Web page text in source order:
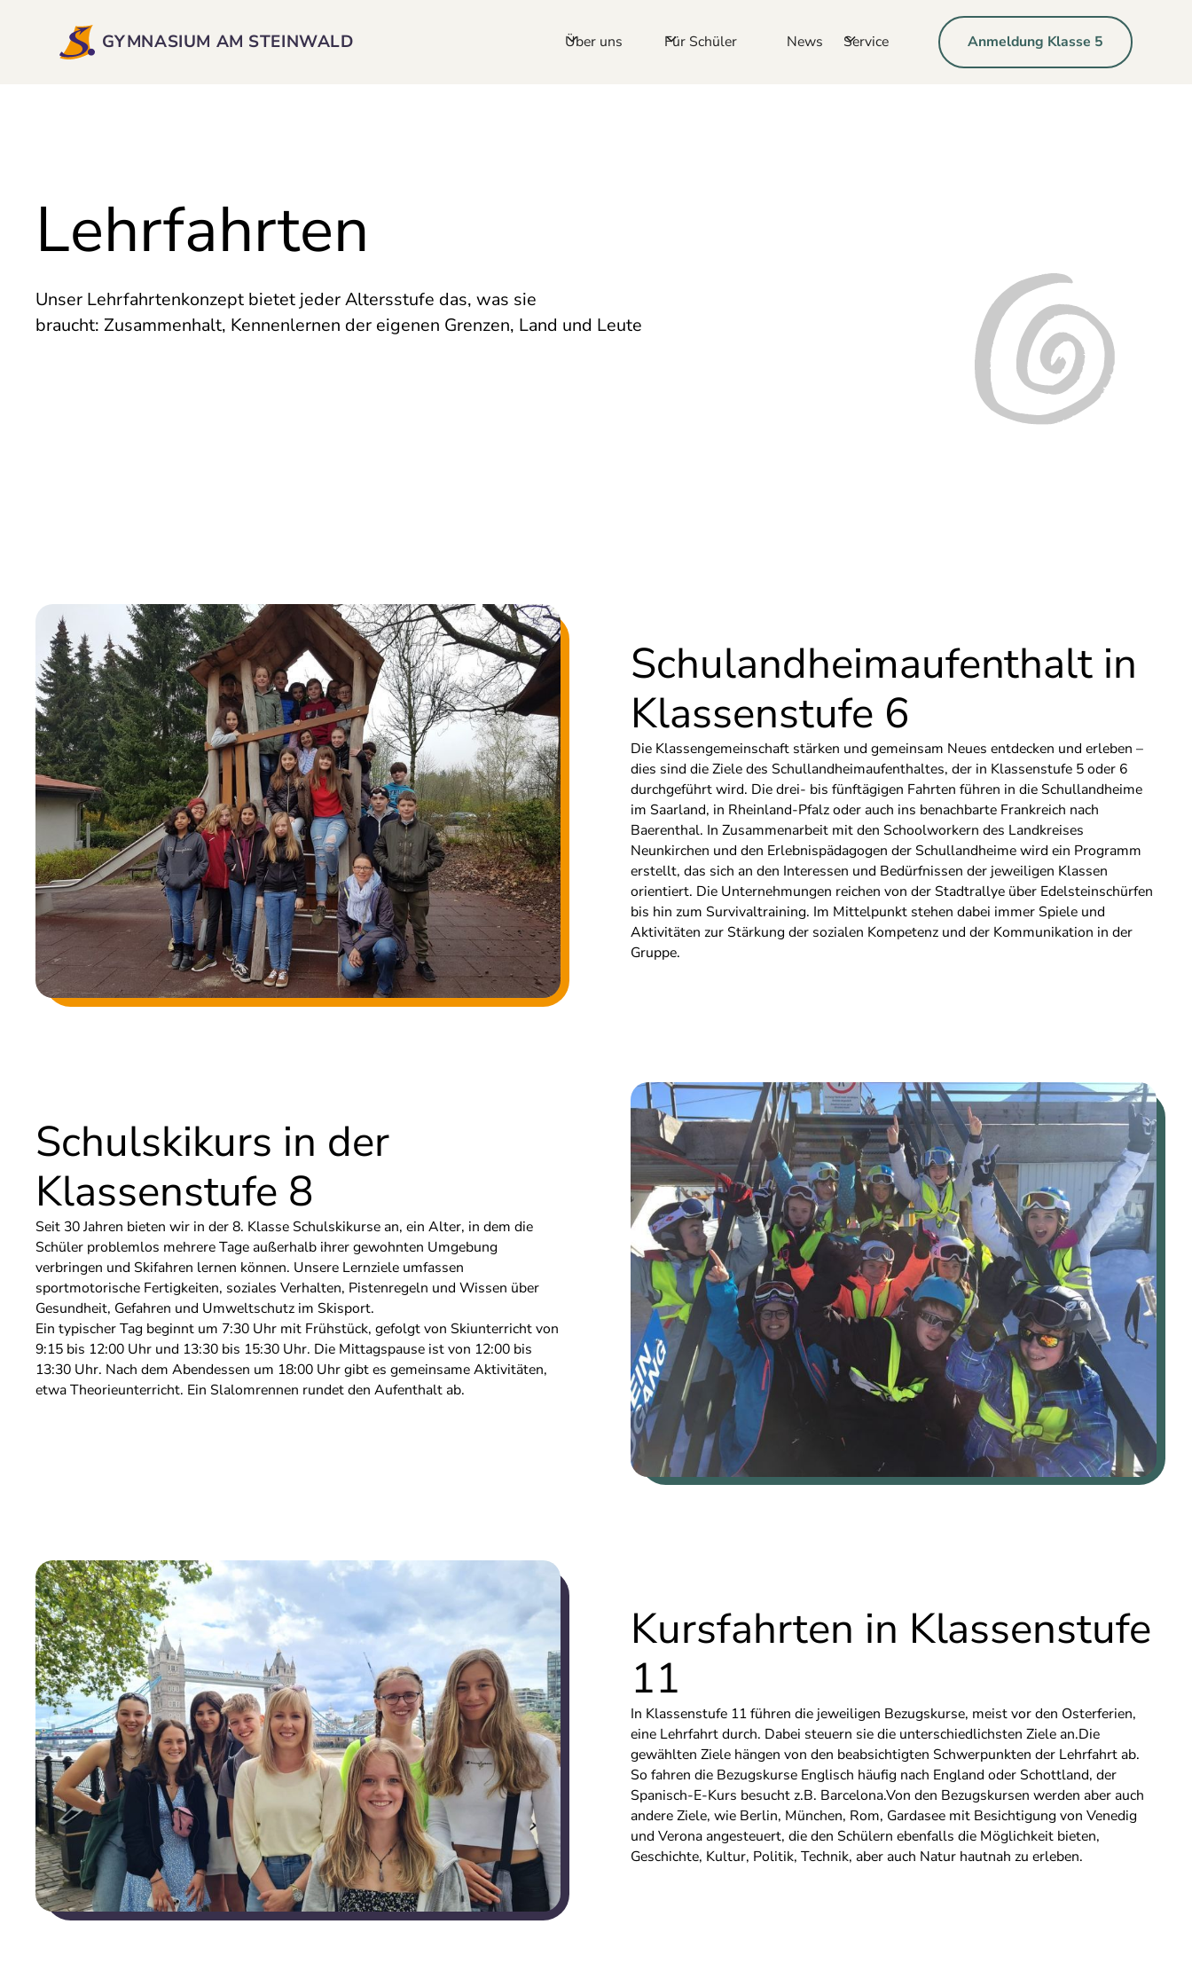
GYMNASIUM AM STEINWALD Über uns Für Schüler News Service Anmeldung Klasse 5
Lehrfahrten
Unser Lehrfahrtenkonzept bietet jeder Altersstufe das, was sie
braucht: Zusammenhalt, Kennenlernen der eigenen Grenzen, Land und Leute
Schulandheimaufenthalt in
Klassenstufe 6
Die Klassengemeinschaft stärken und gemeinsam Neues entdecken und erleben –
dies sind die Ziele des Schullandheimaufenthaltes, der in Klassenstufe 5 oder 6
durchgeführt wird. Die drei- bis fünftägigen Fahrten führen in die Schullandheime
im Saarland, in Rheinland-Pfalz oder auch ins benachbarte Frankreich nach
Baerenthal. In Zusammenarbeit mit den Schoolworkern des Landkreises
Neunkirchen und den Erlebnispädagogen der Schullandheime wird ein Programm
erstellt, das sich an den Interessen und Bedürfnissen der jeweiligen Klassen
orientiert. Die Unternehmungen reichen von der Stadtrallye über Edelsteinschürfen
bis hin zum Survivaltraining. Im Mittelpunkt stehen dabei immer Spiele und
Aktivitäten zur Stärkung der sozialen Kompetenz und der Kommunikation in der
Gruppe.
Schulskikurs in der
Klassenstufe 8
Seit 30 Jahren bieten wir in der 8. Klasse Schulskikurse an, ein Alter, in dem die
Schüler problemlos mehrere Tage außerhalb ihrer gewohnten Umgebung
verbringen und Skifahren lernen können. Unsere Lernziele umfassen
sportmotorische Fertigkeiten, soziales Verhalten, Pistenregeln und Wissen über
Gesundheit, Gefahren und Umweltschutz im Skisport.
Ein typischer Tag beginnt um 7:30 Uhr mit Frühstück, gefolgt von Skiunterricht von
9:15 bis 12:00 Uhr und 13:30 bis 15:30 Uhr. Die Mittagspause ist von 12:00 bis
13:30 Uhr. Nach dem Abendessen um 18:00 Uhr gibt es gemeinsame Aktivitäten,
etwa Theorieunterricht. Ein Slalomrennen rundet den Aufenthalt ab.
Kursfahrten in Klassenstufe
11
In Klassenstufe 11 führen die jeweiligen Bezugskurse, meist vor den Osterferien,
eine Lehrfahrt durch. Dabei steuern sie die unterschiedlichsten Ziele an.Die
gewählten Ziele hängen von den beabsichtigten Schwerpunkten der Lehrfahrt ab.
So fahren die Bezugskurse Englisch häufig nach England oder Schottland, der
Spanisch-E-Kurs besucht z.B. Barcelona.Von den Bezugskursen werden aber auch
andere Ziele, wie Berlin, München, Rom, Gardasee mit Besichtigung von Venedig
und Verona angesteuert, die den Schülern ebenfalls die Möglichkeit bieten,
Geschichte, Kultur, Politik, Technik, aber auch Natur hautnah zu erleben.